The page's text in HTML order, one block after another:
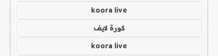
koora live
كورة لايف
koora live